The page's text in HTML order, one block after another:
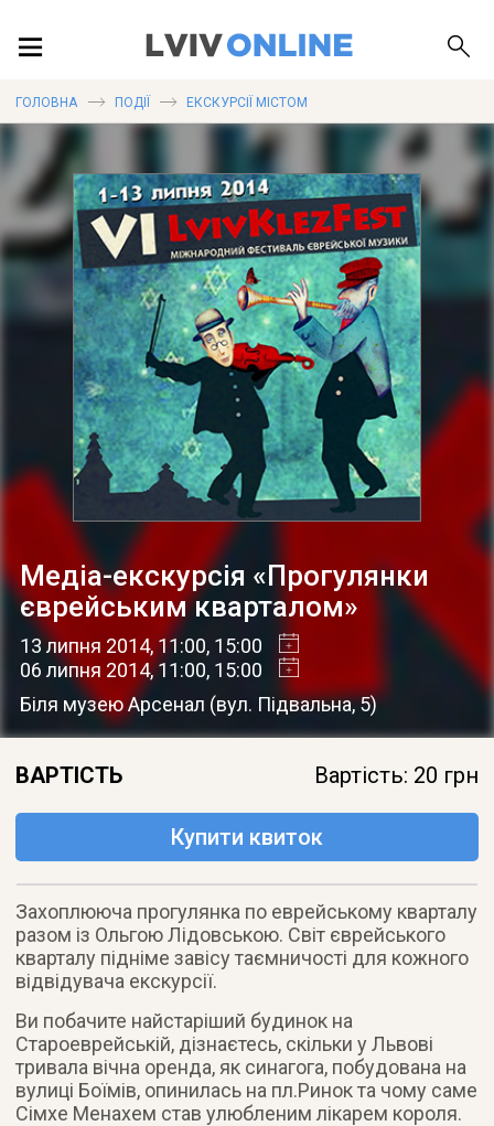
ЛОКАЦІЇ
ПУБЛІКАЦІЇ
ДОВІДКА
ГОЛОВНА ПОДІЇ ЕКСКУРСІЇ МІСТОМ
Медіа-екскурсія «Прогулянки
єврейським кварталом»
13 липня 2014, 11:00, 15:00
06 липня 2014, 11:00, 15:00
Біля музею Арсенал (вул. Підвальна, 5)
ВАРТІСТЬ Вартість: 20 грн
Купити квиток
Захоплююча прогулянка по еврейському кварталу
разом із Ольгою Лідовською. Світ єврейського
кварталу підніме завісу таємничості для кожного
відвідувача екскурсії.
Ви побачите найстаріший будинок на
Староеврейській, дізнаєтесь, скільки у Львові
тривала вічна оренда, як синагога, побудована на
вулиці Боїмів, опинилась на пл.Ринок та чому саме
Сімхе Менахем став улюбленим лікарем короля.